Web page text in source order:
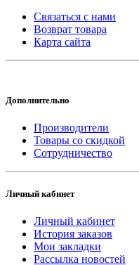
Связаться с нами
Возврат товара
Карта сайта
Дополнительно
Производители
Товары со скидкой
Сотрудничество
Личный кабинет
Личный кабинет
История заказов
Мои закладки
Рассылка новостей